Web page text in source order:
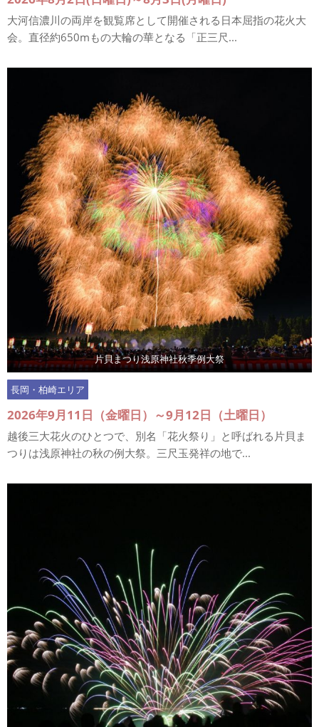
大河信濃川の両岸を観覧席として開催される日本屈指の花火大
会。直径約650mもの大輪の華となる「正三尺...
片貝まつり浅原神社秋季例大祭
長岡・柏崎エリア
2026年9月11日（金曜日）～9月12日（土曜日）
越後三大花火のひとつで、別名「花火祭り」と呼ばれる片貝ま
つりは浅原神社の秋の例大祭。三尺玉発祥の地で...